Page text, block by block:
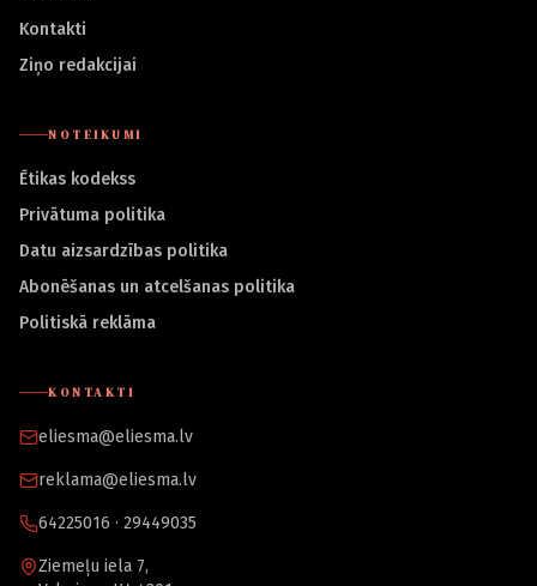
Kontakti
Ziņo redakcijai
NOTEIKUMI
Ētikas kodekss
Privātuma politika
Datu aizsardzības politika
Abonēšanas un atcelšanas politika
Politiskā reklāma
KONTAKTI
eliesma@eliesma.lv
reklama@eliesma.lv
64225016 · 29449035
Ziemeļu iela 7,